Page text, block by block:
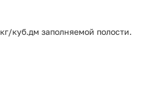
куб.дм заполняемой полости.